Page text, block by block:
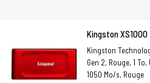
Kingston XS1000
Kingston
Gen 2, Rouge, 1 To,
1050 Mo/s, Rouge